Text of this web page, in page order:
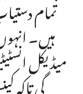
تمام
ہیں۔
میڈیکل
گی تاکہ